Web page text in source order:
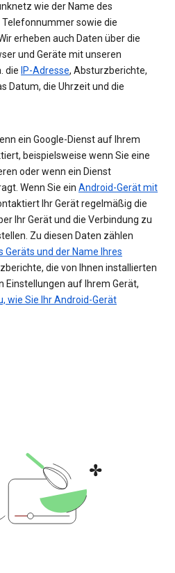
wie der Name des
sowie die
erheben auch Daten über die
und Geräte mit unseren
die IP-Adresse, Absturzberichte,
Datum, die Uhrzeit und die
ein Google-Dienst auf Ihrem
beispielsweise wenn Sie eine
oder wenn ein Dienst
Wenn Sie ein Android-Gerät mit
Ihr Gerät regelmäßig die
Ihr Gerät und die Verbindung zu
Zu diesen Daten zählen
Geräts und der Name Ihres
die von Ihnen installierten
Einstellungen auf Ihrem Gerät,
wie Sie Ihr Android-Gerät